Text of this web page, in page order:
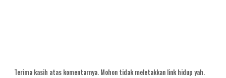
Terima kasih atas komentarnya. Mohon tidak meletakkan link hidup yah.